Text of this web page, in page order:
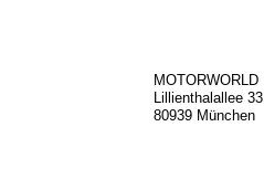
MOTORWORLD
Lillienthalallee 33
80939 München